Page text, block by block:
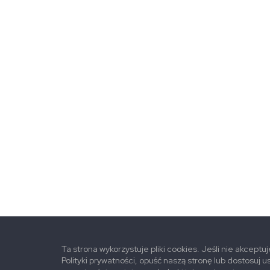
Ta strona wykorzystuje pliki cookies. Jeśli nie
Polityki prywatności, opuść naszą stronę lub dostosuj